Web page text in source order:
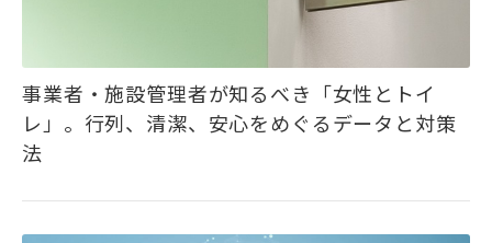
事業者・施設管理者が知るべき「女性とトイ
レ」。行列、清潔、安心をめぐるデータと対策
法